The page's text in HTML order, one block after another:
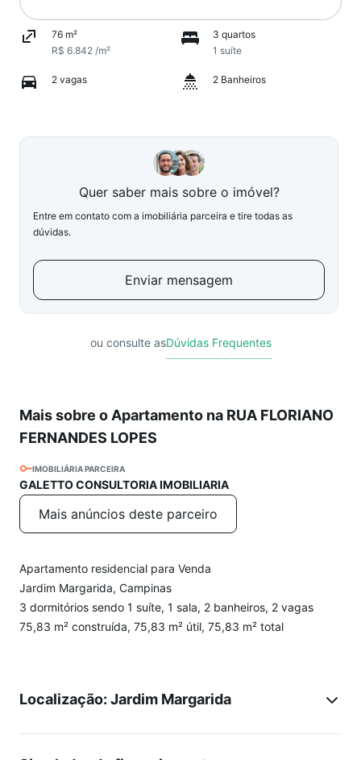
76 m²
R$ 6.842 /m²
3 quartos
1 suíte
2 vagas 2 Banheiros
Quer saber mais sobre o imóvel?
Entre em contato com a imobiliária parceira e tire todas as
dúvidas.
Enviar mensagem
ou consulte asDúvidas Frequentes
Mais sobre o Apartamento na RUA FLORIANO
FERNANDES LOPES
IMOBILIÁRIA PARCEIRA
GALETTO CONSULTORIA IMOBILIARIA
Mais anúncios deste parceiro
Apartamento residencial para Venda
Jardim Margarida, Campinas
3 dormitórios sendo 1 suíte, 1 sala, 2 banheiros, 2 vagas
75,83 m² construída, 75,83 m² útil, 75,83 m² total
Localização: Jardim Margarida